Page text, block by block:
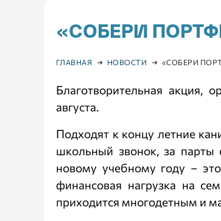
«СОБЕРИ
ГЛАВНАЯ НОВОСТИ «СОБЕРИ
Благотворительная акция,
августа.
Подходят к концу летние
школьный звонок, за парты
новому учебному году –
финансовая нагрузка на
приходится многодетным и